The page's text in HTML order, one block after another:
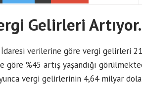
Gelirleri Artıyor.
verilerine göre vergi gelirleri
göre %45 artış yaşandığı
vergi gelirlerinin 4,64 milyar